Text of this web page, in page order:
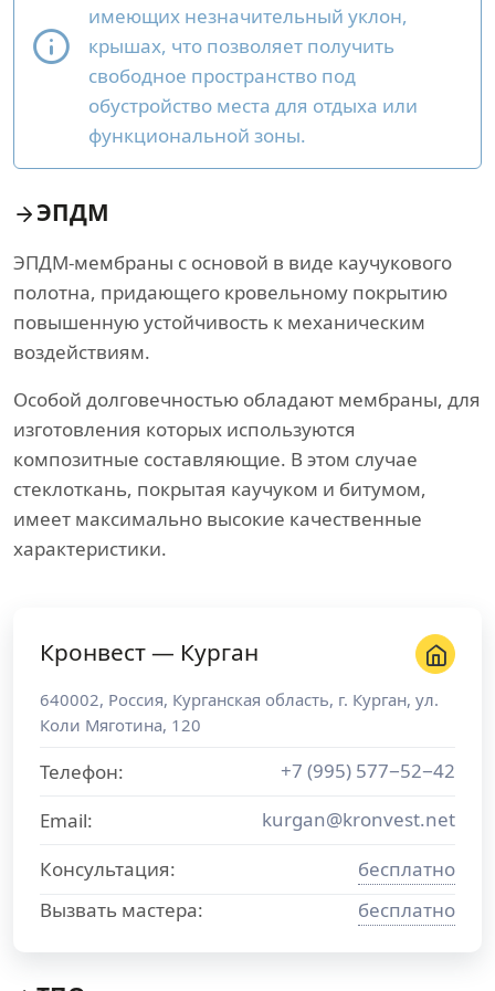
имеющих незначительный уклон,
крышах, что позволяет получить
свободное пространство под
обустройство места для отдыха или
функциональной зоны.
ЭПДМ
ЭПДМ-мембраны с основой в виде каучукового
полотна, придающего кровельному покрытию
повышенную устойчивость к механическим
воздействиям.
Особой долговечностью обладают мембраны, для
изготовления которых используются
композитные составляющие. В этом случае
стеклоткань, покрытая каучуком и битумом,
имеет максимально высокие качественные
характеристики.
Кронвест — Курган
640002, Россия, Курганская область, г. Курган, ул.
Коли Мяготина, 120
Телефон:
+7 (995) 577−52−42
Email:
kurgan@kronvest.net
Консультация:
бесплатно
Вызвать мастера:
бесплатно